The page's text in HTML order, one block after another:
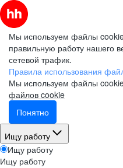
Мы используем файлы
правильную работу нашего
сетевой трафик.
Правила использования
Мы используем файлы
файлов cookie
Понятно
Ищу работу
Ищу работу
Ищу работу